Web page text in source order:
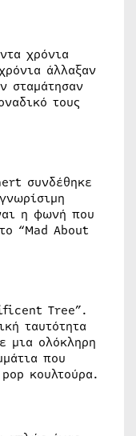
χρόνια
άλλαξαν
σταμάτησαν
τους
συνδέθηκε
η φωνή που
“Mad About
Tree”.
ταυτότητα
μια ολόκληρη
που
κουλτούρα.